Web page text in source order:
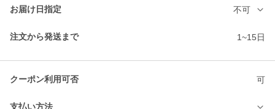
お届け日指定 不可
注文から発送まで 1~15日
クーポン利用可否 可
支払い方法